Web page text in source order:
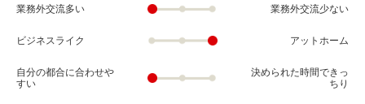
業務外交流多い 業務外交流少ない
ビジネスライク アットホーム
自分の都合に合わせや
すい
決められた時間できっ
ちり